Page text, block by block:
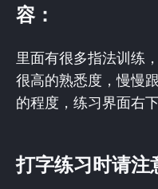
容：
里面有很多指法训练
很高的熟悉度，慢慢
的程度，练习界面右
打字练习时请注